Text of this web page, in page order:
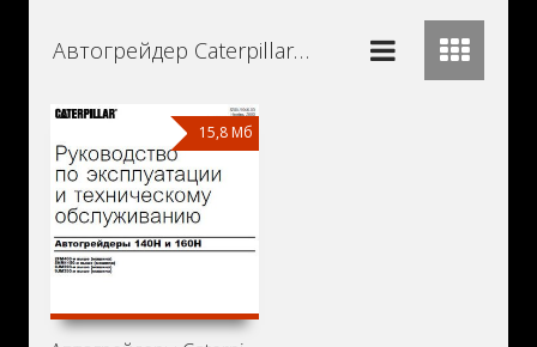
Автогрейдер Caterpillar 140H Руководства и Инструкции по Ремонту и Эксплуатации Скачать Бесплатно
15,8 Мб